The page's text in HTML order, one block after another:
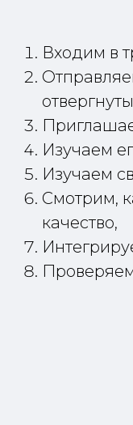
Входим в
Изучаем
Изучаем
Смотрим,
качество,